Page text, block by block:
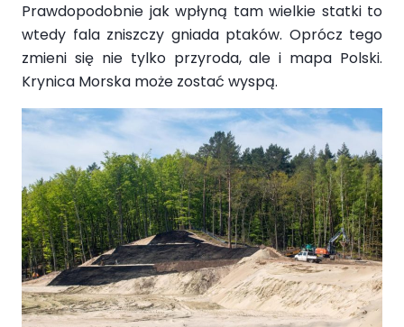
Prawdopodobnie jak wpłyną tam wielkie statki to
wtedy fala zniszczy gniada ptaków. Oprócz tego
zmieni się nie tylko przyroda, ale i mapa Polski.
Krynica Morska może zostać wyspą.